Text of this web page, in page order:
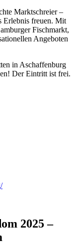
Marktschreier –
Erlebnis freuen. Mit
Fischmarkt,
Angeboten
in Aschaffenburg
Der Eintritt ist frei.
2025 –